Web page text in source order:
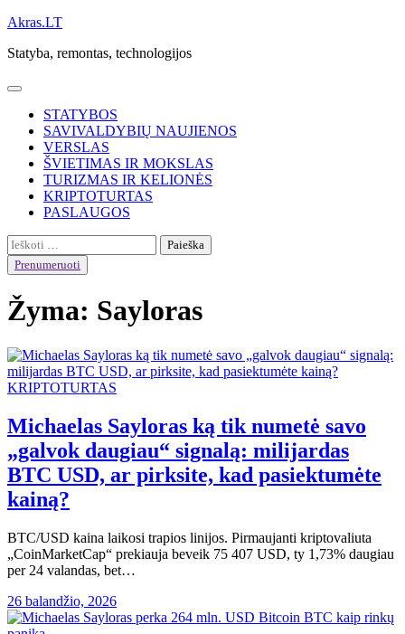
Skip
content
Akras.LT
Statyba, remontas, technologijos
STATYBOS
SAVIVALDYBIŲ NAUJIENOS
VERSLAS
ŠVIETIMAS IR MOKSLAS
TURIZMAS IR KELIONĖS
KRIPTOTURTAS
PASLAUGOS
Ieškoti:
Prenumeruoti
Žyma: Sayloras
KRIPTOTURTAS
Michaelas Sayloras ką tik numetė savo
„galvok daugiau“ signalą: milijardas
BTC USD, ar pirksite, kad pasiektumėte
kainą?
BTC/USD kaina laikosi trapios linijos. Pirmaujanti kriptovaliuta
„CoinMarketCap“ prekiauja beveik 75 407 USD, ty 1,73% daugiau
per 24 valandas, bet…
26 balandžio, 2026